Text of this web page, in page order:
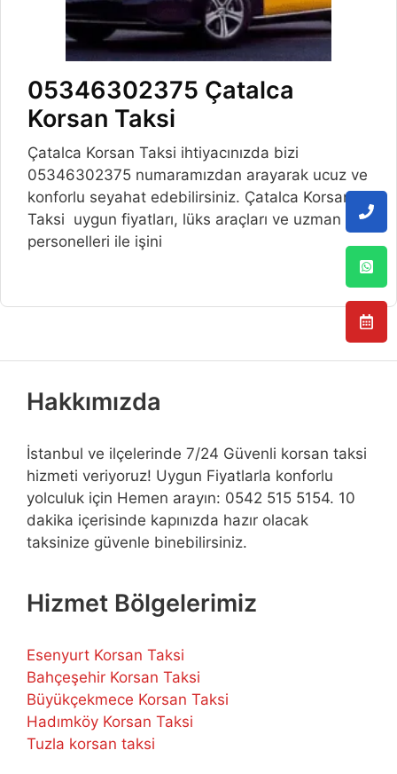
05346302375 Çatalca
Korsan Taksi
Çatalca Korsan Taksi ihtiyacınızda bizi
05346302375 numaramızdan arayarak ucuz ve
konforlu seyahat edebilirsiniz. Çatalca Korsan
Taksi uygun fiyatları, lüks araçları ve uzman
personelleri ile işini
Hakkımızda
İstanbul ve ilçelerinde 7/24 Güvenli korsan taksi
hizmeti veriyoruz! Uygun Fiyatlarla konforlu
yolculuk için Hemen arayın: 0542 515 5154. 10
dakika içerisinde kapınızda hazır olacak
taksinize güvenle binebilirsiniz.
Hizmet Bölgelerimiz
Esenyurt Korsan Taksi
Bahçeşehir Korsan Taksi
Büyükçekmece Korsan Taksi
Hadımköy Korsan Taksi
Tuzla korsan taksi